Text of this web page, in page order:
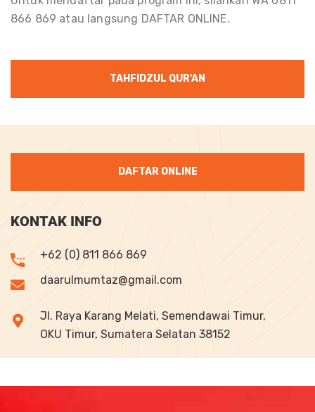
866 869 atau langsung DAFTAR ONLINE.
TAHFIDZUL QUR'AN
DAFTAR ONLINE
KONTAK INFO
+62 (0) 811 866 869
daarulmumtaz@gmail.com
Jl. Raya Karang Melati, Semendawai Timur,
OKU Timur, Sumatera Selatan 38152